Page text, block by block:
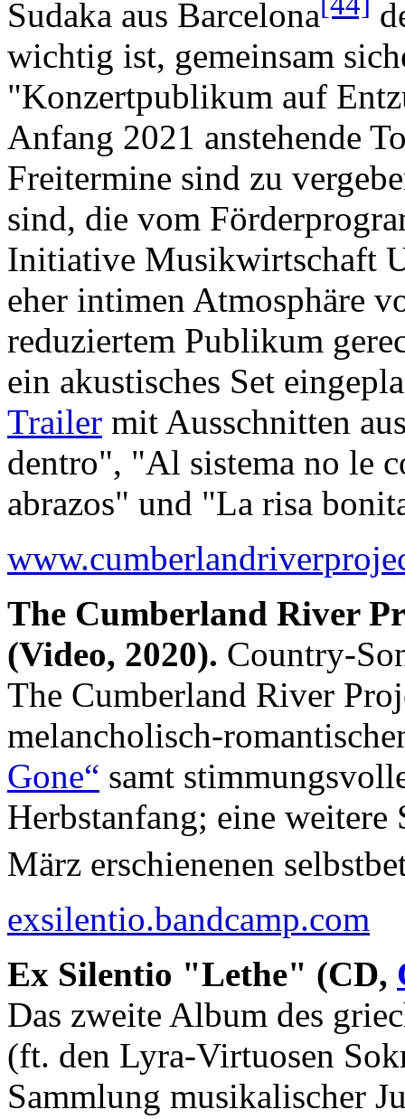
Sudaka aus Barcelona
wichtig ist, gemeinsam
"Konzertpublikum auf
Anfang 2021 anstehende
Freitermine sind zu
sind, die vom
Initiative Musikwirtschaft
eher intimen Atmosphäre
reduziertem Publikum
ein akustisches Set
Trailer mit Ausschnitten
dentro", "Al sistema no le
abrazos" und "La risa
The Cumberland River
(Video, 2020). Country-
The Cumberland River
melancholisch-
Gone“ samt
Herbstanfang; eine
März erschienenen
exsilentio.bandcamp.com
Ex Silentio "Lethe" (CD,
Das zweite Album des
(ft. den Lyra-Virtuosen
Sammlung musikalischer